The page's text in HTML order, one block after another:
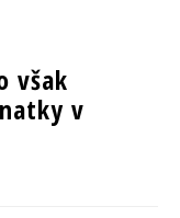
však
v